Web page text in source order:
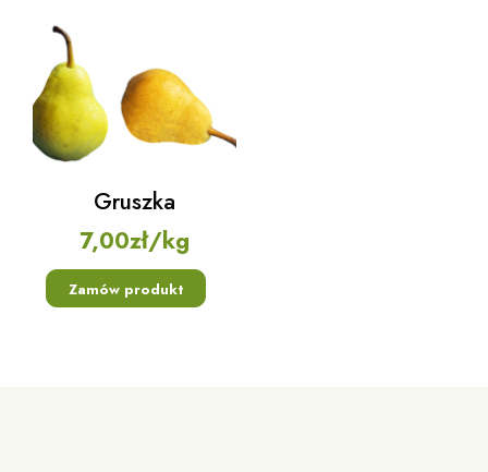
Gruszka
7,00zł/kg
Zamów produkt